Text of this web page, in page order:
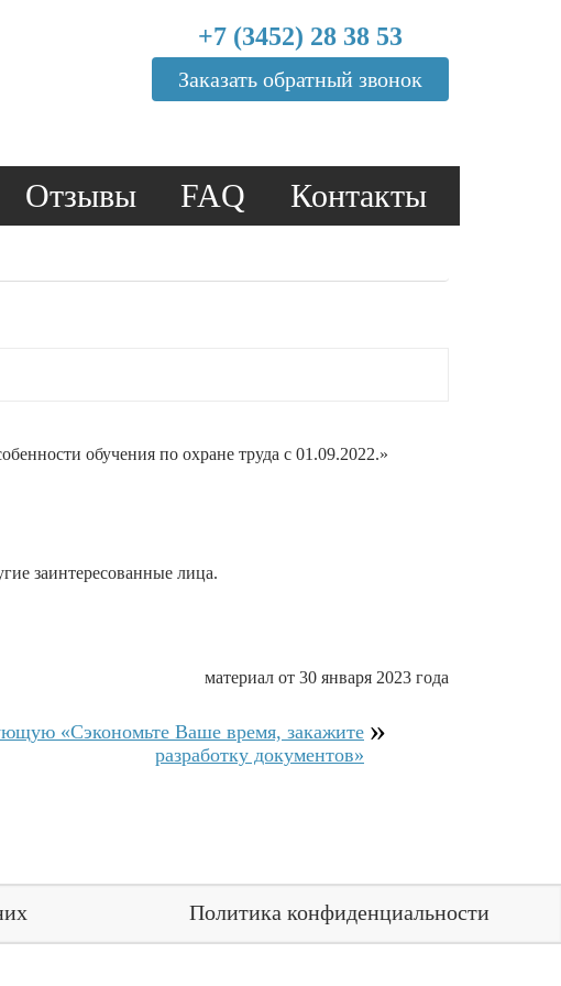
+7 (3452) 28 38 53
Заказать обратный звонок
Отзывы FAQ Контакты
обучения по охране труда с 01.09.2022.»
заинтересованные лица.
материал от 30 января 2023 года
«Сэкономьте Ваше время, закажите
разработку документов»
Политика конфиденциальности